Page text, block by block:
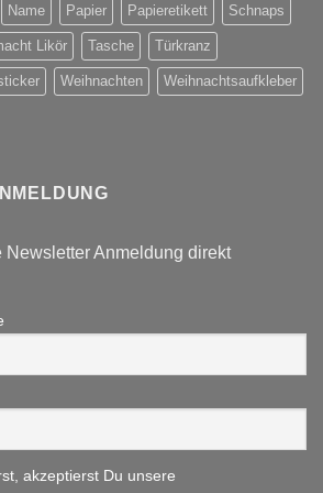
Name Papier Papieretikett Schnaps
Likör Tasche Türkranz
Weihnachten Weihnachtsaufkleber
Newsletter Anmeldung direkt
akzeptierst Du unsere